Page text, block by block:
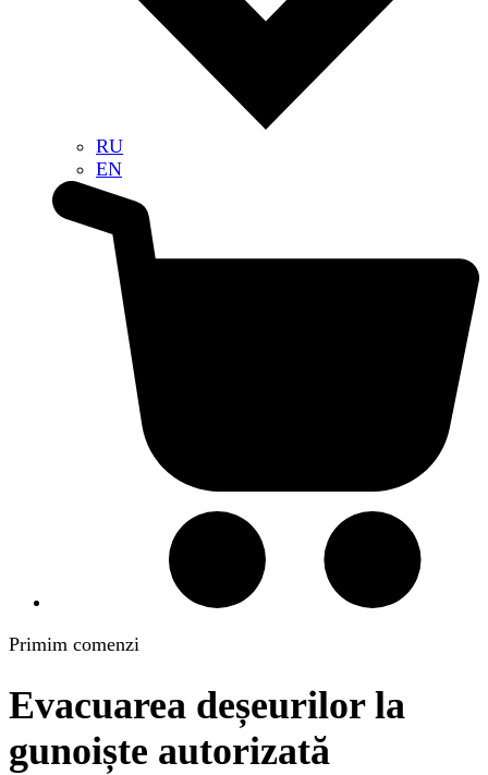
RU
EN
Primim comenzi
Evacuarea deșeurilor la
gunoiște autorizată